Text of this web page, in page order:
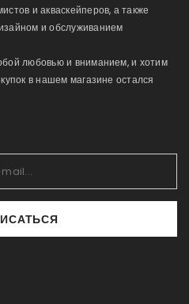
и акваскейперов, а также
и обслуживанием
любовью и вниманием, и хотим
в нашем магазине остался